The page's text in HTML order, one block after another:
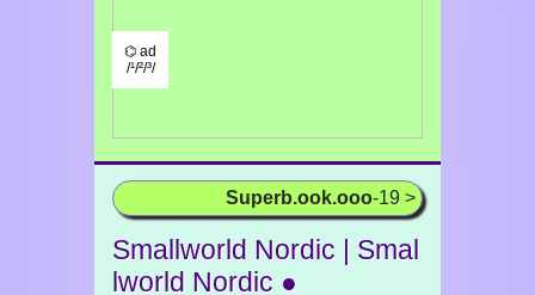
⌬ ad
/¹/²/³/
Superb.ook.ooo-19 >
Smallworld Nordic | Smal
lworld Nordic ●